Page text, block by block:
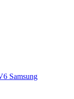
Samsung